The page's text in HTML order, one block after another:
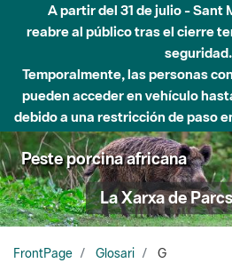
A partir del 31 de julio - Sant
reabre al público tras el cierre
seguridad.
Temporalmente, las personas
pueden acceder en vehículo
debido a una restricción de paso
Peste porcina africana
La Xarxa de
FrontPage Glosari G